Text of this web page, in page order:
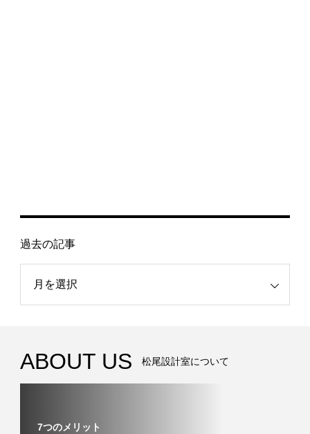
過去の記事
ABOUT US 松尾設計室について
7つのメリット